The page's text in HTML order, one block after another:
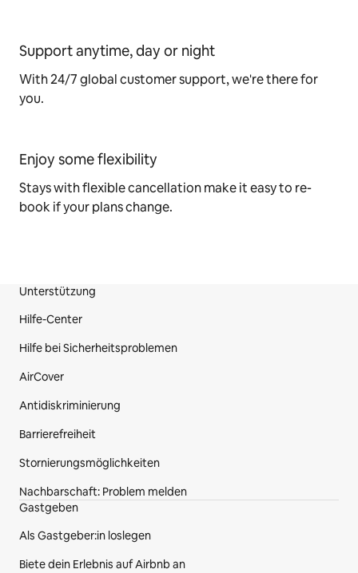
Support anytime, day or night
With 24/7 global customer support, we're there for
you.
Enjoy some flexibility
Stays with flexible cancellation make it easy to re-
book if your plans change.
Fußzeile der Website
Unterstützung
Hilfe-Center
Hilfe bei Sicherheitsproblemen
AirCover
Antidiskriminierung
Barrierefreiheit
Stornierungsmöglichkeiten
Nachbarschaft: Problem melden
Gastgeben
Als Gastgeber:in loslegen
Biete dein Erlebnis auf Airbnb an